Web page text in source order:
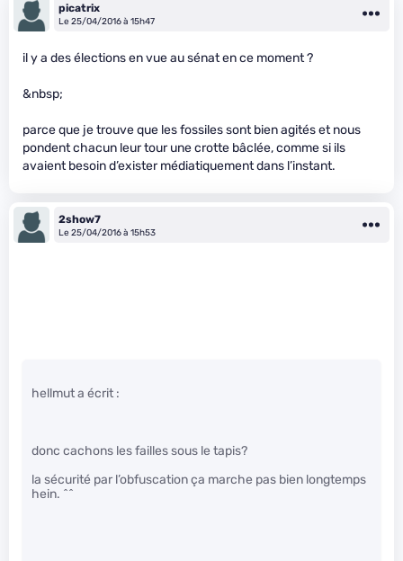
picatrix
Le 25/04/2016 à 15h47
il y a des élections en vue au sénat en ce moment ?
&nbsp;
parce que je trouve que les fossiles sont bien agités et nous
pondent chacun leur tour une crotte bâclée, comme si ils
avaient besoin d’exister médiatiquement dans l’instant.
2show7
Le 25/04/2016 à 15h53
hellmut a écrit :
donc cachons les failles sous le tapis?
la sécurité par l’obfuscation ça marche pas bien longtemps
hein. ^^